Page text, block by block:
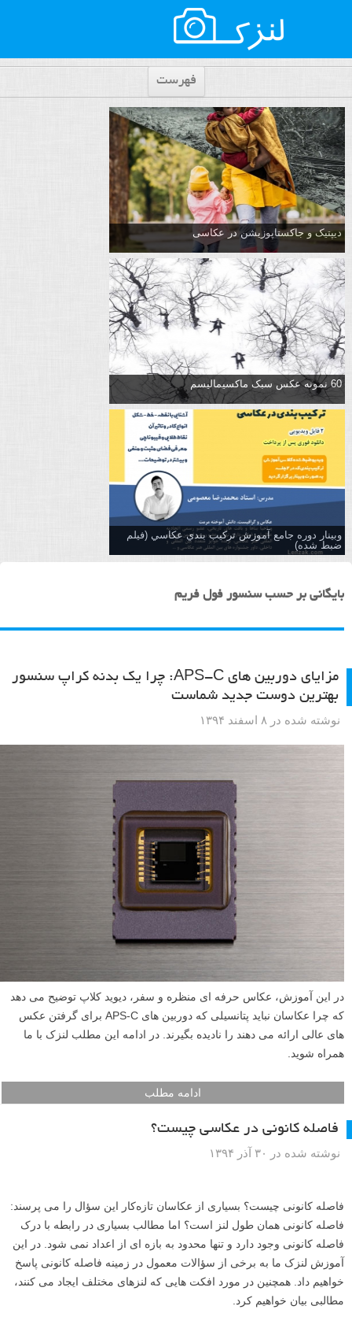
فهرست
دیپتیک و جاکستا‌پوزیشن در عکاسی
60 نمونه عکس سبک ماکسیمالیسم
وبینار دوره جامع آموزش تركيب بندي عكاسي (فیلم
ضبط شده)
بایگانی بر حسب سنسور فول فریم
مزایای دوربین های APS-C: چرا یک بدنه کراپ سنسور
بهترین دوست جدید شماست
نوشته شده در ۸ اسفند ۱۳۹۴
در این آموزش، عکاس حرفه ای منظره و سفر، دیوید کلاپ توضیح می دهد
که چرا عکاسان نباید پتانسیلی که دوربین های APS-C برای گرفتن عکس
های عالی ارائه می دهند را نادیده بگیرند. در ادامه این مطلب لنزک با ما
همراه شوید.
ادامه مطلب
فاصله کانونی در عکاسی چیست؟
نوشته شده در ۳۰ آذر ۱۳۹۴
فاصله کانونی چیست؟ بسیاری از عکاسان تازه‌کار این سؤال را می پرسند:
فاصله کانونی همان طول لنز است؟ اما مطالب بسیاری در رابطه با درک
فاصله کانونی وجود دارد و تنها محدود به بازه ای از اعداد نمی شود. در این
آموزش لنزک ما به برخی از سؤالات معمول در زمینه فاصله کانونی پاسخ
خواهیم داد. همچنین در مورد افکت هایی که لنزهای مختلف ایجاد می کنند،
مطالبی بیان خواهیم کرد.